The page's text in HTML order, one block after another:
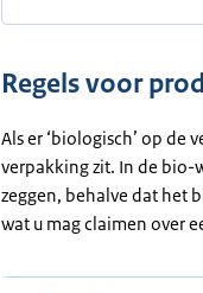
Regels voor
Als er ‘biologisch’ op de
verpakking zit. In de bio-
zeggen, behalve dat het
wat u mag claimen over